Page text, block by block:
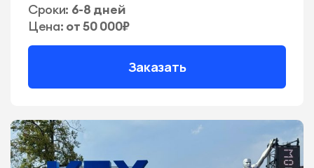
Сроки: 6-8 дней
Цена: от 50 000₽
Заказать